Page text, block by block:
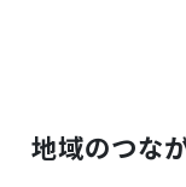
地域のつな